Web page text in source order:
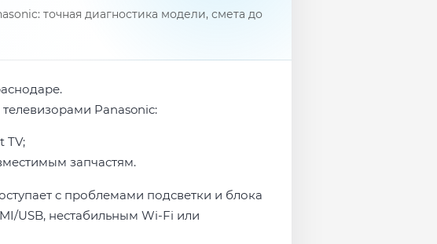
точная диагностика модели, смета до
Panasonic:
TV;
запчастям.
с проблемами подсветки и блока
USB, нестабильным Wi-Fi или